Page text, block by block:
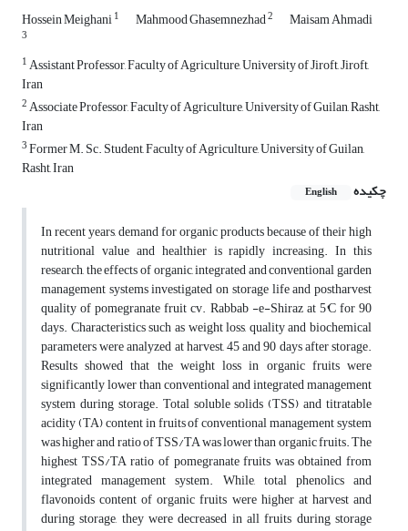
Hossein Meighani1 Mahmood Ghasemnezhad2 Maisam Ahmadi
3
1Assistant Professor, Faculty of Agriculture, University of Jiroft, Jiroft,
Iran
2Associate Professor, Faculty of Agriculture, University of Guilan, Rasht,
Iran
3Former M. Sc. Student, Faculty of Agriculture, University of Guilan,
Rasht, Iran
چکیده
English
In recent years, demand for organic products because of their high
nutritional value and healthier is rapidly increasing. In this
research, the effects of organic, integrated and conventional garden
management systems investigated on storage life and postharvest
quality of pomegranate fruit cv. Rabbab -e-Shiraz at 5°C for 90
days. Characteristics such as weight loss, quality and biochemical
parameters were analyzed at harvest, 45 and 90 days after storage.
Results showed that the weight loss in organic fruits were
significantly lower than conventional and integrated management
system during storage. Total soluble solids (TSS) and titratable
acidity (TA) content in fruits of conventional management system
was higher and ratio of TSS/TA was lower than organic fruits. The
highest TSS/TA ratio of pomegranate fruits was obtained from
integrated management system. While, total phenolics and
flavonoids content of organic fruits were higher at harvest and
during storage, they were decreased in all fruits during storage